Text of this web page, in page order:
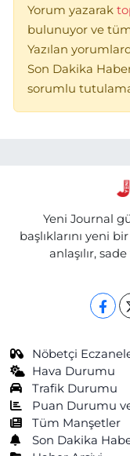
Yorum yazarak
bulunuyor ve
Yazılan
Son Dakika
sorumlu
Yeni Journal
başlıklarını yeni
anlaşılır,
Nöbetçi
Hava Durumu
Trafik Durumu
Puan Durumu
Tüm Manşetler
Son Dakika